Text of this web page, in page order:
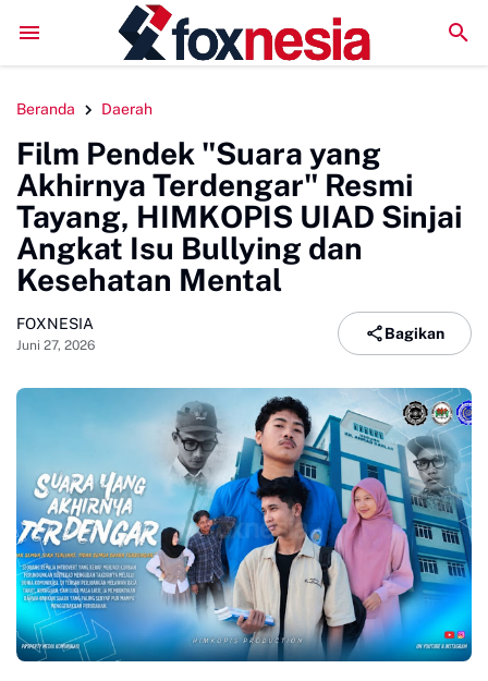
Perkuat Kolaborasi Pengembangan Pariwisata
Beranda Daerah
Film Pendek "Suara yang
Akhirnya Terdengar" Resmi
Tayang, HIMKOPIS UIAD Sinjai
Angkat Isu Bullying dan
Kesehatan Mental
FOXNESIA
Juni 27, 2026
Bagikan